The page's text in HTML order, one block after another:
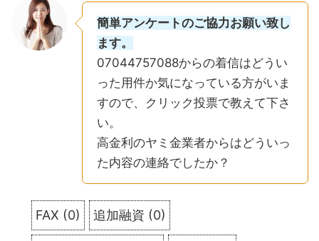
簡単アンケートのご協力お願い致し
ます。
07044757088からの着信はどうい
った用件か気になっている方がいま
すので、クリック投票で教えて下さ
い。
高金利のヤミ金業者からはどういっ
た内容の連絡でしたか？
FAX (0) 追加融資 (0)